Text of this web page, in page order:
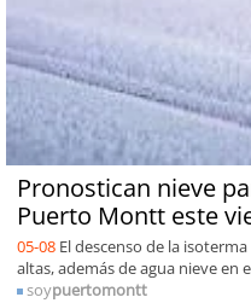
Pronostican nieve
Puerto Montt este
05-08 El descenso de la
altas, además de agua nieve en
soypuertomontt